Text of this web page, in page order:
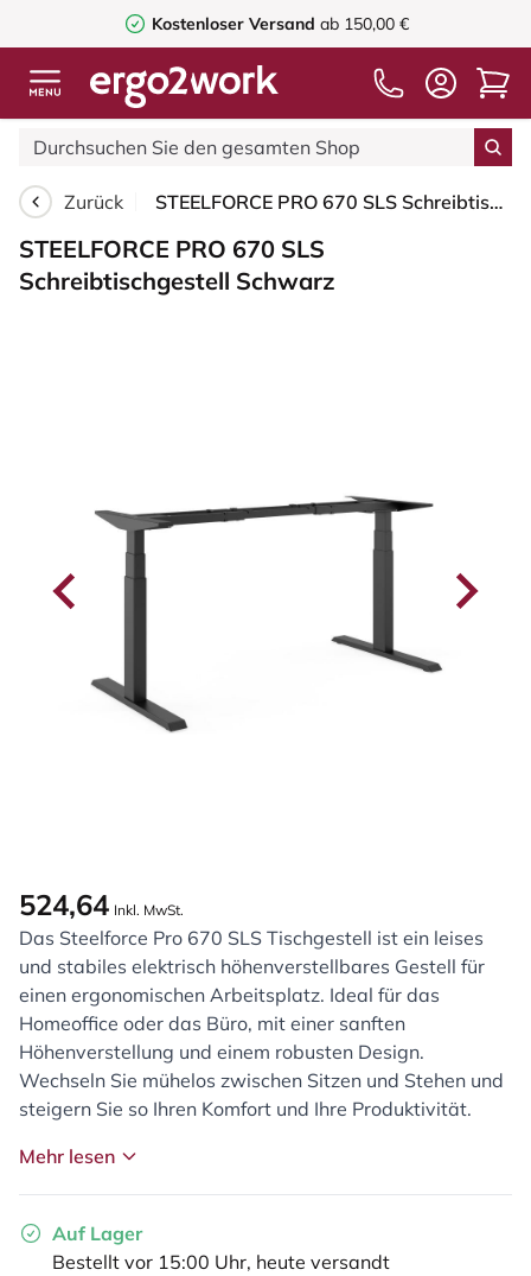
Kostenloser Versand ab 150,00 €
Zurück STEELFORCE PRO 670 SLS Schreibtischgestell Schwarz
STEELFORCE PRO 670 SLS
Schreibtischgestell Schwarz
524,64 Inkl. MwSt.
Das Steelforce Pro 670 SLS Tischgestell ist ein leises
und stabiles elektrisch höhenverstellbares Gestell für
einen ergonomischen Arbeitsplatz. Ideal für das
Homeoffice oder das Büro, mit einer sanften
Höhenverstellung und einem robusten Design.
Wechseln Sie mühelos zwischen Sitzen und Stehen und
steigern Sie so Ihren Komfort und Ihre Produktivität.
Mehr lesen
Auf Lager
Bestellt vor 15:00 Uhr, heute versandt